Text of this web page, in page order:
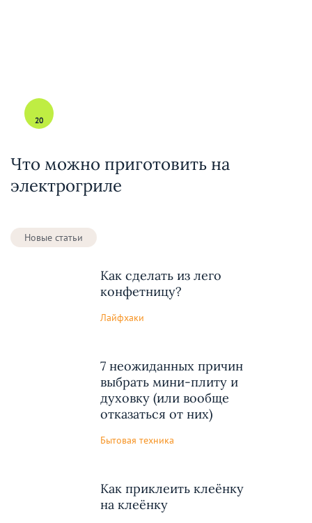
20
Что можно приготовить на
электрогриле
Новые статьи
Как сделать из лего
конфетницу?
Лайфхаки
7 неожиданных причин
выбрать мини-плиту и
духовку (или вообще
отказаться от них)
Бытовая техника
Как приклеить клеёнку
на клеёнку